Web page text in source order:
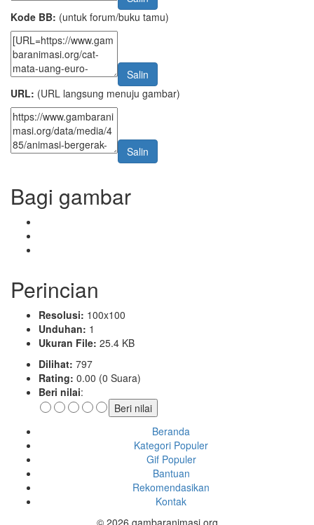
Kode BB: (untuk forum/buku tamu)
Salin
URL: (URL langsung menuju gambar)
Salin
Bagi gambar
Perincian
Resolusi: 100x100
Unduhan: 1
Ukuran File: 25.4 KB
Dilihat: 797
Rating: 0.00 (0 Suara)
Beri nilai:
Beranda
Kategori Populer
Gif Populer
Bantuan
Rekomendasikan
Kontak
© 2026 gambaranimasi.org